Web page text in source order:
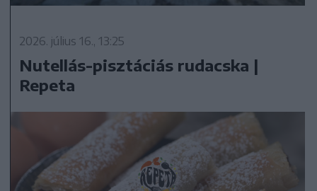
2026. július 16., 13:25
Nutellás-pisztáciás rudacska |
Repeta